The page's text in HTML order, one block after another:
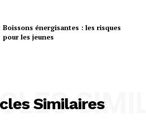
Boissons énergisantes : les risques
pour les jeunes
Similaires